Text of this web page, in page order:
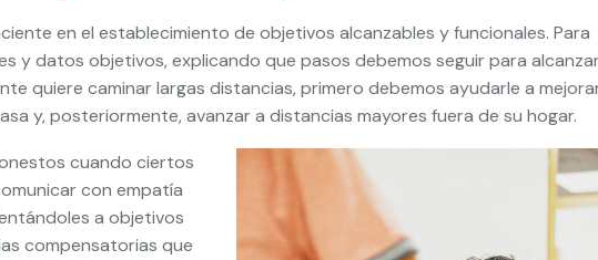
en el establecimiento de objetivos alcanzables y funcionales. Para
y datos objetivos, explicando que pasos debemos seguir para
quiere caminar largas distancias, primero debemos ayudarle a
y, posteriormente, avanzar a distancias mayores fuera de su hogar.
cuando ciertos
con empatía
a objetivos
compensatorias que